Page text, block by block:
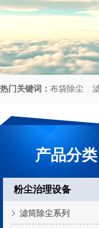
热门关键词： 布袋除尘
产品分类
粉尘治理设备
滤筒除尘系列